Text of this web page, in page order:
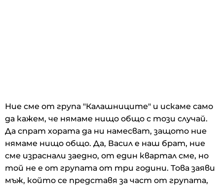
Ние сме от група "Калашниците" и искаме само
да кажем, че нямаме нищо общо с този случай.
Да спрат хората да ни намесват, защото ние
нямаме нищо общо. Да, Васил е наш брат, ние
сме израснали заедно, от един квартал сме, но
той не е от групата от три години. Това заяви
мъж, който се представя за част от групата,